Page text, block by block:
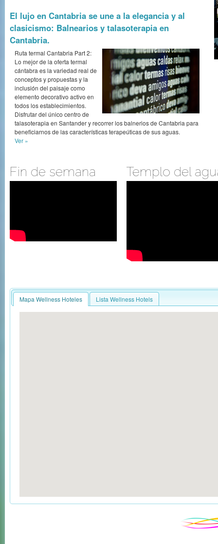
El lujo en Cantabria se une a la elegancia y al
clasicismo: Balnearios y talasoterapia en
Cantabria.
Ruta termal Cantabria Part 2:
Lo mejor de la oferta termal
cántabra es la variedad real de
conceptos y propuestas y la
inclusión del paisaje como
elemento decorativo activo en
todos los establecimientos.
Disfrutar del único centro de
talasoterapia en Santander y recorrer los balnerios de Cantabria para
beneficiarnos de las características terapeúticas de sus aguas.
Ver »
Fin de semana Templo del
Mapa Wellness Hoteles Lista Wellness Hotels